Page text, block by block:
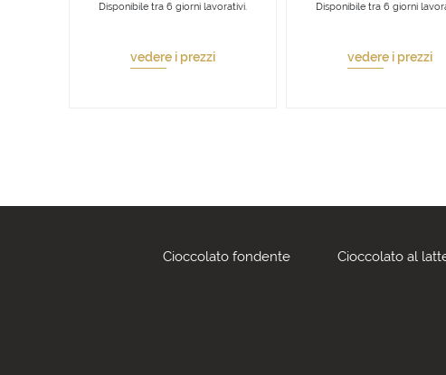
Disponibile tra 6 giorni lavorativi.
vedere i prezzi
Disponibile tra 6 giorni
vedere i prezzi
Cioccolato fondente Cioccolato al